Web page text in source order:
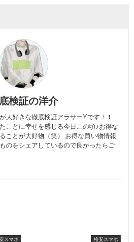
検証の洋介
大好きな徹底検証アラサーYです！１
ことに幸せを感じる今日この頃♪お得な
ことが大好物（笑） お得な買い物情報
のをシェアしているので良かったらご
スマホ 格安スマホ